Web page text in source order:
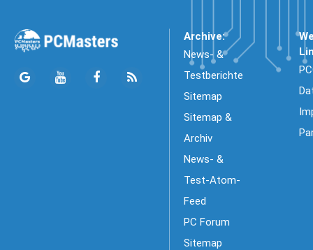
Archive:
News- &
Testberichte
Sitemap
Sitemap &
Archiv
News- &
Test-Atom-
Feed
PC Forum
Sitemap